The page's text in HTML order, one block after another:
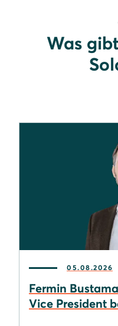
Was
05.08.2026
Fermin
Vice President